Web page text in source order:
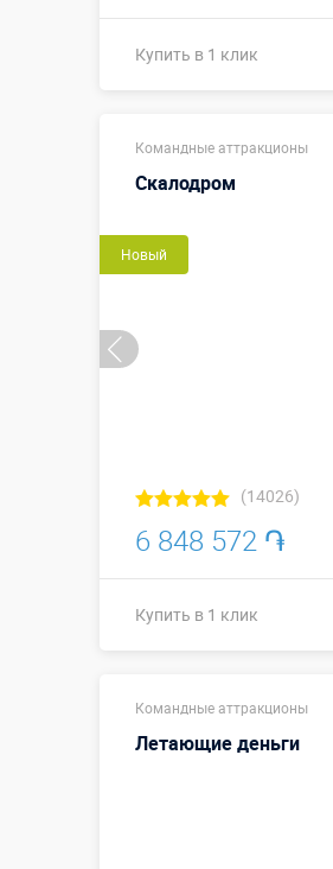
Купить в 1 клик
Размеры, м:
м
Больше деталей →
Командные аттракционы
Скалодром
Новый
(14026)
6 848 572 ֏
Купить в 1 клик
Размеры, м:
↕7,4 м.
Больше деталей →
Командные аттракционы
Летающие деньги